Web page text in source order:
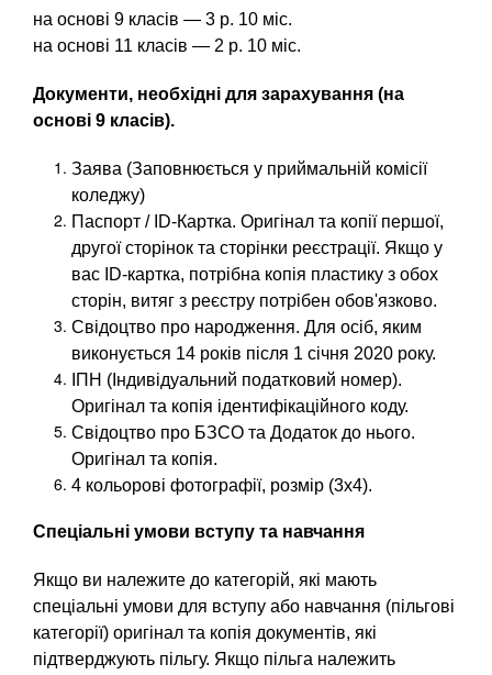
на основі 9 класів — 3 р. 10 міс.
на основі 11 класів — 2 р. 10 міс.
Документи, необхідні для зарахування (на
основі 9 класів).
Заява (Заповнюється у приймальній комісії
коледжу)
Паспорт / ID-Картка. Оригінал та копії першої,
другої сторінок та сторінки реєстрації. Якщо у
вас ID-картка, потрібна копія пластику з обох
сторін, витяг з реєстру потрібен обов'язково.
Свідоцтво про народження. Для осіб, яким
виконується 14 років після 1 січня 2020 року.
ІПН (Індивідуальний податковий номер).
Оригінал та копія ідентифікаційного коду.
Свідоцтво про БЗСО та Додаток до нього.
Оригінал та копія.
4 кольорові фотографії, розмір (3х4).
Спеціальні умови вступу та навчання
Якщо ви належите до категорій, які мають
спеціальні умови для вступу або навчання (пільгові
категорії) оригінал та копія документів, які
підтверджують пільгу. Якщо пільга належить